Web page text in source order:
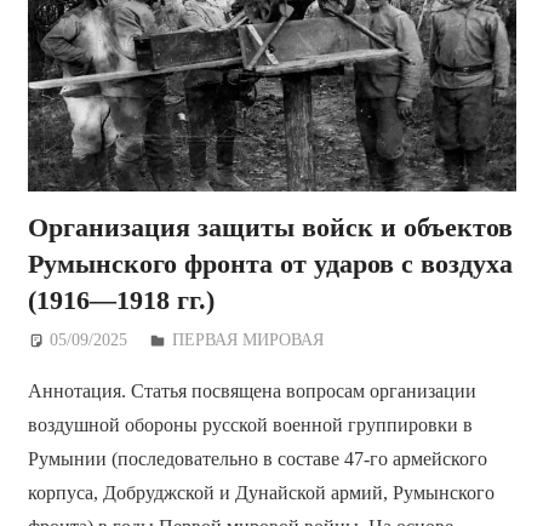
Организация защиты войск и объектов
Румынского фронта от ударов с воздуха
(1916—1918 гг.)
05/09/2025 Дежурный по Редакции
ПЕРВАЯ МИРОВАЯ
Аннотация. Статья посвящена вопросам организации
воздушной обороны русской военной группировки в
Румынии (последовательно в составе 47-го армейского
корпуса, Добруджской и Дунайской армий, Румынского